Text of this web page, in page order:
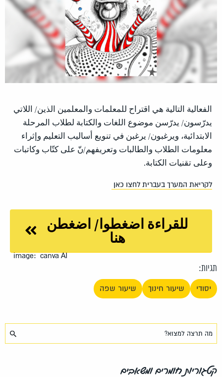
الفعالية التالية هي اقتراح للمعلمات والمعلمين الذين/ اللاتي
يدرّسون/ يدرّسن موضوع اللغات والكتابة لطلاب المرحلة
الابتدائية، ويرغبون/ يرغبن في تنويع أساليب التعليم وإثراء
معلومات الطلاب والطالبات وتعريفهم/نّ على كتّاب وكاتبات
وعلى تقنيات الكتابة.
לקריאת המערך בעברית לחצו כאן
للقراءة اضغطوا/ اضغطن
هنا
image: canva AI
תגיות:
יסודי שיעור חינוך שיעור שפה
קטגוריות חומרים ומשאבים